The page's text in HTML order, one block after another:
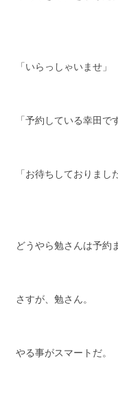
「いらっしゃいませ」
「予約している幸田で
「お待ちしておりまし
どうやら勉さんは予約
さすが、勉さん。
やる事がスマートだ。